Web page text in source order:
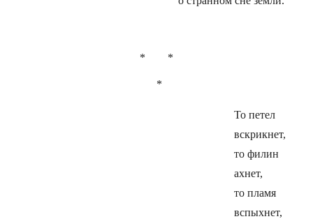
* *
*
То петел
вскрикнет,
то филин
ахнет,
то пламя
вспыхнет,